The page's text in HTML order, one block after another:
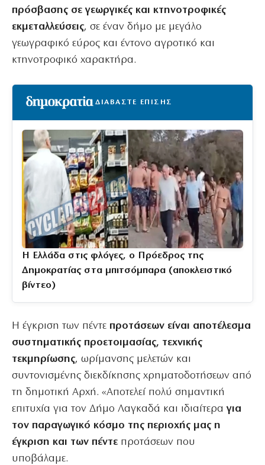
πρόσβασης σε γεωργικές και κτηνοτροφικές
εκμεταλλεύσεις, σε έναν δήμο με μεγάλο
γεωγραφικό εύρος και έντονο αγροτικό και
κτηνοτροφικό χαρακτήρα.
ΔΙΑΒΑΣΤΕ ΕΠΙΣΗΣ
Η Ελλάδα στις φλόγες, ο Πρόεδρος της
Δημοκρατίας στα μπιτσόμπαρα (αποκλειστικό
βίντεο)
Η έγκριση των πέντε προτάσεων είναι αποτέλεσμα
συστηματικής προετοιμασίας, τεχνικής
τεκμηρίωσης, ωρίμανσης μελετών και
συντονισμένης διεκδίκησης χρηματοδοτήσεων από
τη δημοτική Αρχή. «Αποτελεί πολύ σημαντική
επιτυχία για τον Δήμο Λαγκαδά και ιδιαίτεραγια
τον παραγωγικό κόσμο της περιοχής μας η
έγκριση και των πέντε προτάσεων που
υποβάλαμε.